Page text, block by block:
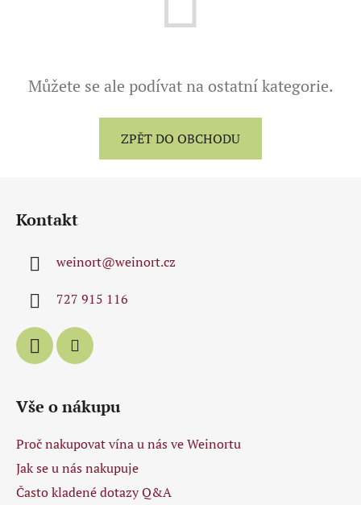
Můžete se ale podívat na ostatní kategorie.
ZPĚT DO OBCHODU
Kontakt
weinort@weinort.cz
727 915 116
Vše o nákupu
Proč nakupovat vína u nás ve Weinortu
Jak se u nás nakupuje
Často kladené dotazy Q&A